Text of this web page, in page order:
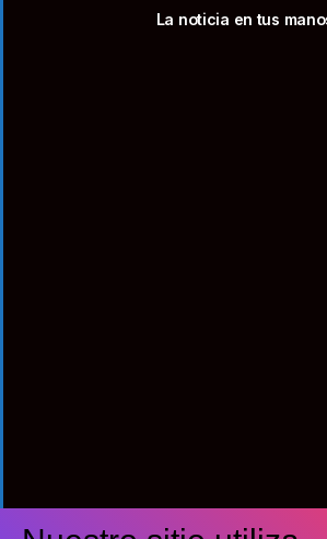
La noticia en tus